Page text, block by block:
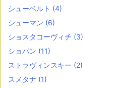
シューベルト (4)
シューマン (6)
ショスタコーヴィチ (3)
ショパン (11)
ストラヴィンスキー (2)
スメタナ (1)